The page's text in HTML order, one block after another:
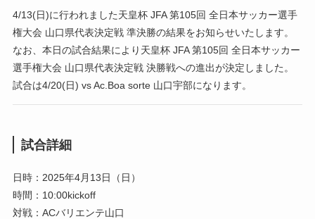
4/13(日)に行われました天皇杯 JFA 第105回 全日本サッカー選手
権大会 山口県代表決定戦 準決勝の結果をお知らせいたします。
なお、本日の試合結果により天皇杯 JFA 第105回 全日本サッカー
選手権大会 山口県代表決定戦 決勝戦への進出が決定しました。
試合は4/20(日) vs Ac.Boa sorte 山口宇部になります。
試合詳細
日時：2025年4月13日（日）
時間：10:00kickoff
対戦：ACバリエンテ山口